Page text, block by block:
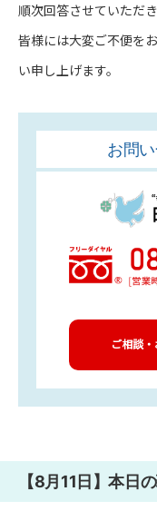
順次回答させていただき
皆様には大変ご不便を
い申し上げます。
お問
ご相談
【8月11日】本日